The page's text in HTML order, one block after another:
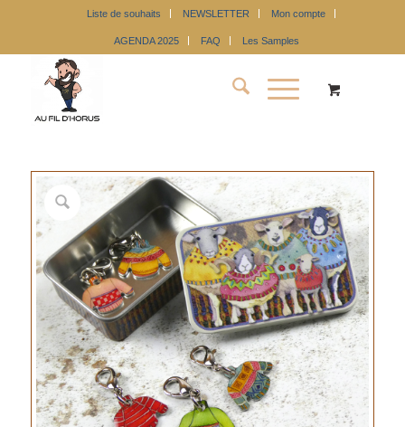
Liste de souhaits NEWSLETTER Mon compte
AGENDA 2025 FAQ Les Samples